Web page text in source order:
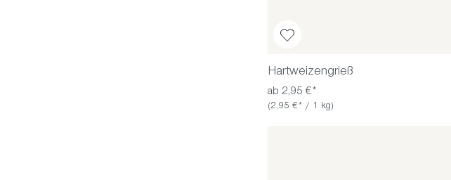
Hartweizengrieß
ab 2,95 €*
(2,95 €* / 1 kg)